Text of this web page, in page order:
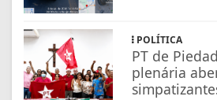
POLÍTICA
PT de
plenária